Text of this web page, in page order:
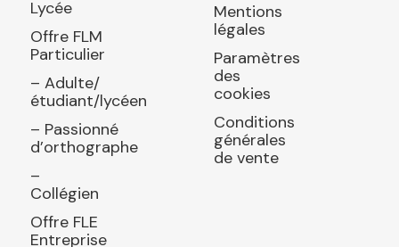
Lycée
Offre FLM
Particulier
– Adulte/
étudiant/lycéen
– Passionné
d’orthographe
–
Collégien
Offre FLE
Entreprise
Mentions
légales
Paramètres
des
cookies
Conditions
générales
de vente